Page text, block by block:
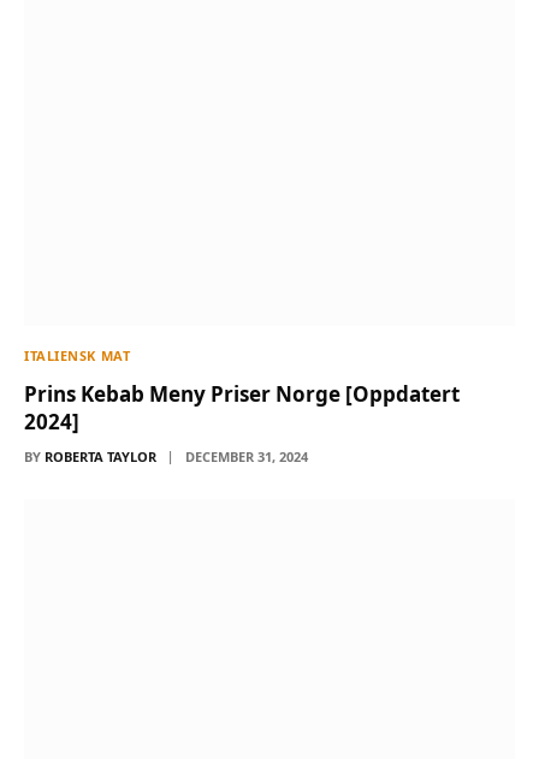
ITALIENSK MAT
Prins Kebab Meny Priser Norge [Oppdatert
2024]
BY ROBERTA TAYLOR DECEMBER 31, 2024